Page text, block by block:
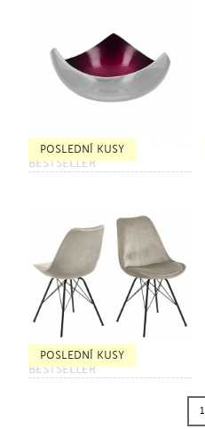
POSLEDNÍ KUSY
BESTSELLER
POSLEDNÍ KUSY
BESTSELLER
1